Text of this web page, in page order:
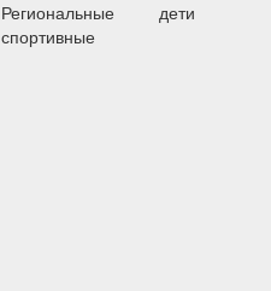
Региональные
спортивные
дети